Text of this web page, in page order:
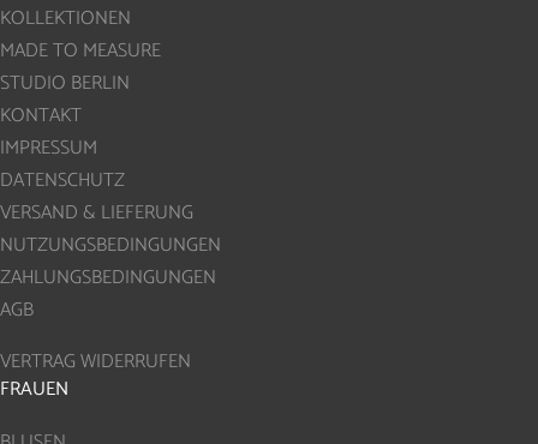
KOLLEKTIONEN
MADE TO MEASURE
STUDIO BERLIN
KONTAKT
IMPRESSUM
DATENSCHUTZ
VERSAND & LIEFERUNG
NUTZUNGSBEDINGUNGEN
ZAHLUNGSBEDINGUNGEN
AGB
VERTRAG WIDERRUFEN
FRAUEN